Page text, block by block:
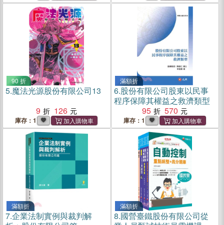
90 折
5.魔法光源股份有限公司13
9
126
庫存：1
滿額折
6.股份有限公司股東以民事
程序保障其權益之救濟類型
95
570
庫存：1
滿額折
7.企業法制實例與裁判解
滿額折
8.國營臺鐵股份有限公司從